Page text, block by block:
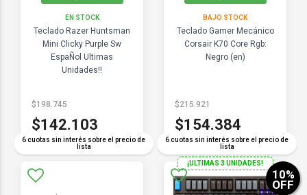
EN STOCK
Teclado Razer Huntsman
Mini Clicky Purple Sw
EspaÑol Ultimas
Unidades!!
6 cuotas sin interés sobre el precio de
lista
$198.745
$142.103
BAJO STOCK
Teclado Gamer Mecánico
Corsair K70 Core Rgb:
Negro (en)
6 cuotas sin interés sobre el precio de
lista
$215.921
$154.384
¡ULTIMAS 3 UNIDADES!
10%
OFF